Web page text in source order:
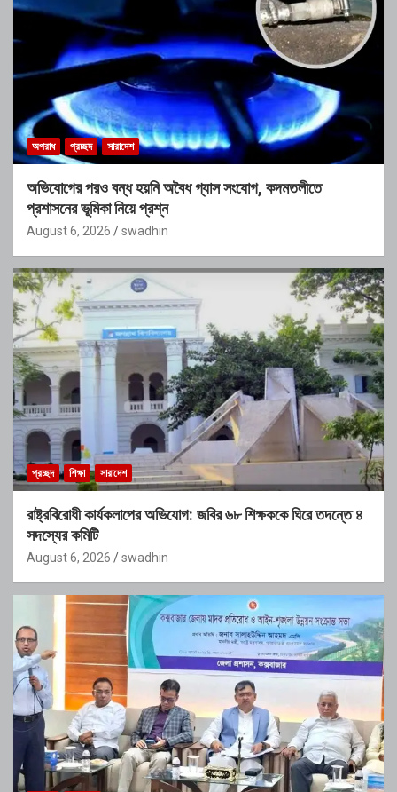
অপরাধ প্রচ্ছদ সারাদেশ
অভিযোগের পরও বন্ধ হয়নি অবৈধ গ্যাস সংযোগ, কদমতলীতে
প্রশাসনের ভূমিকা নিয়ে প্রশ্ন
August 6, 2026 swadhin
প্রচ্ছদ শিক্ষা সারাদেশ
রাষ্ট্রবিরোধী কার্যকলাপের অভিযোগ: জবির ৬৮ শিক্ষককে ঘিরে তদন্তে ৪
সদস্যের কমিটি
August 6, 2026 swadhin